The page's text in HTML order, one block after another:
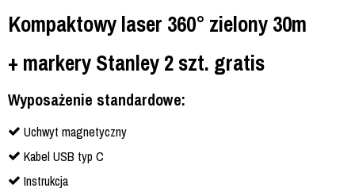
Kompaktowy laser 360° zielony 30m
+ markery Stanley 2 szt. gratis
Wyposażenie standardowe:
Uchwyt magnetyczny
Kabel USB typ C
Instrukcja